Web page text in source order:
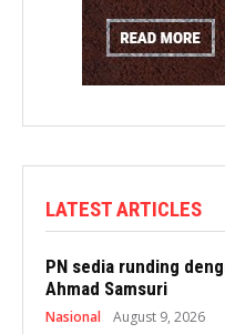
LATEST ARTICLES
PN sedia runding
Ahmad Samsuri
Nasional August 9, 2026